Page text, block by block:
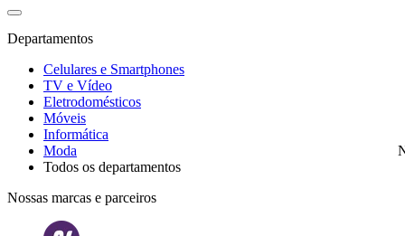
Departamentos
Celulares e Smartphones
TV e Vídeo
Eletrodomésticos
Móveis
Informática
Moda
Todos os departamentos
Nossas marcas e parceiros